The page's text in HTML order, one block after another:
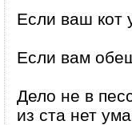
Если ваш кот
Если вам
Дело не в
из ста нет